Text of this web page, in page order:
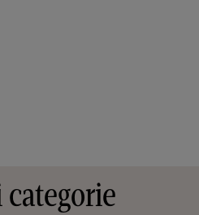
categorie